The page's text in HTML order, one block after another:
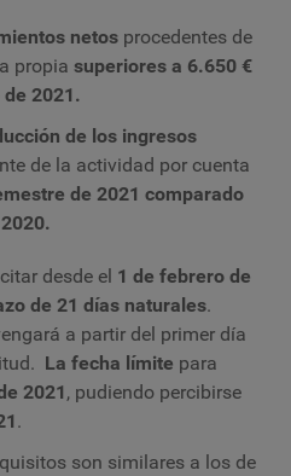
netos procedentes de
propia superiores a 6.650 €
2021.
de los ingresos
de la actividad por cuenta
de 2021 comparado
desde el 1 de febrero de
de 21 días naturales.
a partir del primer día
La fecha límite para
2021 , pudiendo percibirse
.
son similares a los de